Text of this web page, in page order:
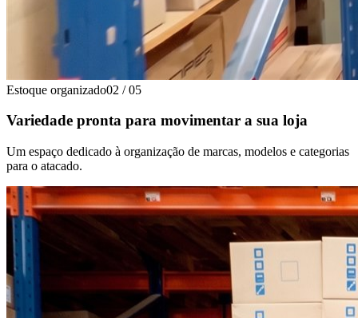
Estoque organizado02 / 05
Variedade pronta para movimentar a sua loja
Um espaço dedicado à organização de marcas, modelos e categorias
para o atacado.